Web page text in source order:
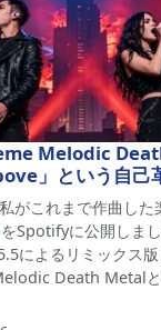
Melodic
」という自己
がこれまで作曲した
Spotifyに公開しま
によるリミックス版
Death Metal